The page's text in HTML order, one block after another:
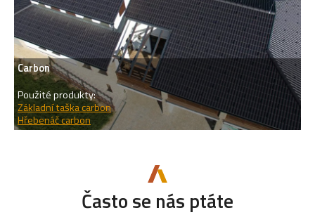
Carbon
Použité produkty:
Základní taška carbon
Hřebenáč carbon
Často se nás ptáte